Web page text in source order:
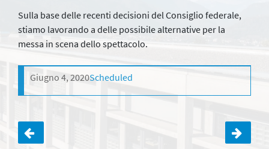
Sulla base delle recenti decisioni del Consiglio federale,
stiamo lavorando a delle possibile alternative per la
messa in scena dello spettacolo.
Giugno 4, 2020Scheduled
Navigazione